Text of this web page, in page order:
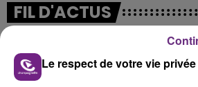
FIL D'ACTUS
Le respect de votre vie